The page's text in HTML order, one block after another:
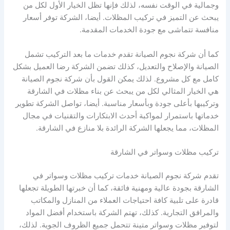
وجمالية في الوقت نفسه، لذلك فإنها تظل الخيار الأول لكل من
يبحث عن التميز في تركيب المظلات. أيضا، الشركة توفر أسعار
منافسة تتماشى مع جودة الخدمات المقدمة.
كما أن شركة نجوم الصيانة تقدم خدمات ما بعد التركيب تشمل
الصيانة والإصلاح والتعديل، كذلك تضمن الشركة رضا العميل بشكل
كامل مع كل مشروع. لذلك يمكن القول بأن شركة نجوم الصيانة
هي الخيار المثالي لكل من يبحث عن بناء مظلات في الشارقة
وتركيبها بأعلى جودة وبأسعار مناسبة. أيضا، تواصل الشركة تطوير
خدماتها باستمرار لمواكبة أحدث الابتكارات والتقنيات في مجال
المظلات، مما يجعلها الشركة الرائدة بلا منازع في الشارقة.
تركيب مظلات وسواتر في الشارقة
تقدم شركة نجوم الصيانة خدمات تركيب مظلات وسواتر في
الشارقة بجودة عالية ومهنية فائقة، كما أن خبرتها الطويلة تجعلها
قادرة على تلبية كافة احتياجات العملاء من المنازل والمكاتب
والمرافق التجارية. كذلك، تهتم الشركة باستخدام أفضل المواد
لتوفير مظلات وسواتر متينة تتحمل جميع الظروف الجوية. لذلك،